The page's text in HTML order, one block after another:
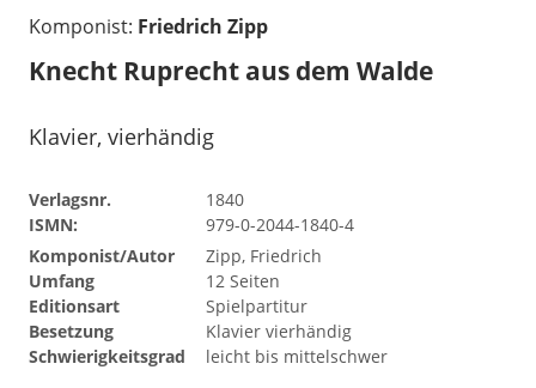
Komponist: Friedrich Zipp
Knecht Ruprecht aus dem Walde
Klavier, vierhändig
Verlagsnr.
1840
ISMN:
979-0-2044-1840-4
Komponist/Autor
Zipp, Friedrich
Umfang
12 Seiten
Editionsart
Spielpartitur
Besetzung
Klavier vierhändig
Schwierigkeitsgrad
leicht bis mittelschwer